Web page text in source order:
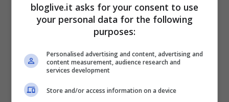
che la cantano in coro.
bloglive.it asks for your consent to use
your personal data for the following
purposes:
Personalised advertising and content, advertising and
content measurement, audience research and
services development
Store and/or access information on a device